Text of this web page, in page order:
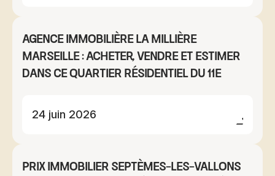
Agence immobilière La Millière
Marseille : acheter, vendre et estimer
dans ce quartier résidentiel du 11e
24 juin 2026
Prix immobilier Septèmes-les-Vallons